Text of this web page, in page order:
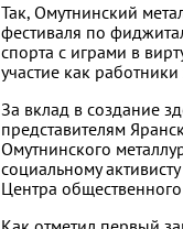
Так, Омутнинский
фестиваля по
спорта с играми в
участие как
За вклад в создание
представителям
Омутнинского
социальному
Центра